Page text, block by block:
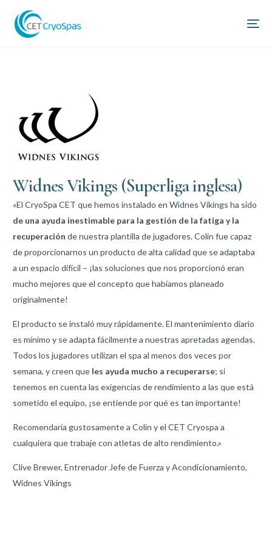
Widnes Vikings (Superliga inglesa)
«El CryoSpa CET que hemos instalado en Widnes Vikings ha sido
de una ayuda inestimable para la gestión de la fatiga y la
recuperación de nuestra plantilla de jugadores. Colin fue capaz
de proporcionarnos un producto de alta calidad que se adaptaba
a un espacio difícil – ¡las soluciones que nos proporcionó eran
mucho mejores que el concepto que habíamos planeado
originalmente!
El producto se instaló muy rápidamente. El mantenimiento diario
es mínimo y se adapta fácilmente a nuestras apretadas agendas.
Todos los jugadores utilizan el spa al menos dos veces por
semana, y creen que les ayuda mucho a recuperarse; si
tenemos en cuenta las exigencias de rendimiento a las que está
sometido el equipo, ¡se entiende por qué es tan importante!
Recomendaría gustosamente a Colin y el CET Cryospa a
cualquiera que trabaje con atletas de alto rendimiento.»
Clive Brewer, Entrenador Jefe de Fuerza y Acondicionamiento,
Widnes Vikings